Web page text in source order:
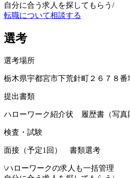
自分に合う求人を探してもらう /
転職について相談する
選考
選考場所
栃木県宇都宮市下荒針町２６７８番
提出書類
ハローワーク紹介状 履歴書（写真
検査・試験
面接（予定1回） 書類選考
\ハローワークの求人も一括管理